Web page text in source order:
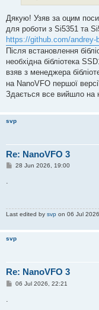
Дякую! Узяв за оцим
для роботи з Si5351 та
https://github.com/andrey-
Після встановлення
необхідна бібліотека
взяв з менеджера
на NanoVFO першої
Здається все вийшло на
svp
Re: NanoVFO 3
P28 Jun 2026, 19:00
.
Last edited by svp on 06 Jul
svp
Re: NanoVFO 3
P06 Jul 2026, 22:21